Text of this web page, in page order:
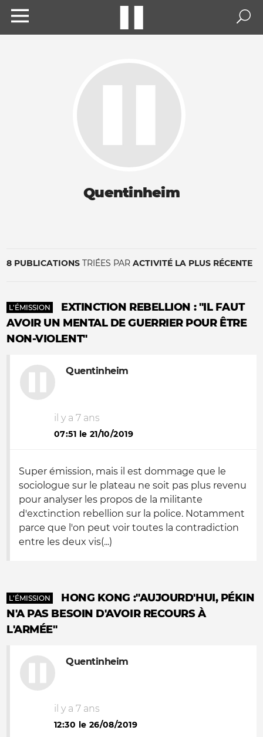
Quentinheim
8 PUBLICATIONS TRIÉES PAR ACTIVITÉ LA PLUS RÉCENTE
L'ÉMISSION
EXTINCTION REBELLION : "IL FAUT
AVOIR UN MENTAL DE GUERRIER POUR ÊTRE
NON-VIOLENT"
Quentinheim
il y a 7 ans
07:51 le 21/10/2019
Super émission, mais il est dommage que le
sociologue sur le plateau ne soit pas plus revenu
pour analyser les propos de la militante
d'exctinction rebellion sur la police. Notamment
parce que l'on peut voir toutes la contradiction
entre les deux vis(...)
L'ÉMISSION
HONG KONG :"AUJOURD'HUI, PÉKIN
N'A PAS BESOIN D'AVOIR RECOURS À
L'ARMÉE"
Quentinheim
il y a 7 ans
12:30 le 26/08/2019